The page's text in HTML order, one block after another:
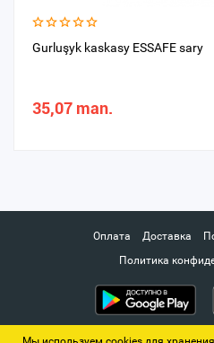
Gurluşyk kaskasy ESSAFE sary
35,07 man.
Оплата Доставка
Политика